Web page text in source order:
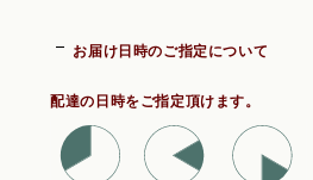
お届け日時のご指定について
配達の日時をご指定頂けます。